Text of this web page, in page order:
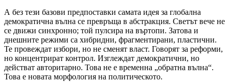
А без тези базови предпоставки самата идея за глобална
демократична вълна се превръща в абстракция. Светът вече не
се движи синхронно; той пулсира на въртопи. Затова и
днешните режими са хибридни, фрагментирани, пластични.
Те провеждат избори, но не сменят власт. Говорят за реформи,
но концентрират контрол. Изглеждат демократични, но
действат авторитарно. Това не е временна „обратна вълна“.
Това е новата морфология на политическото.